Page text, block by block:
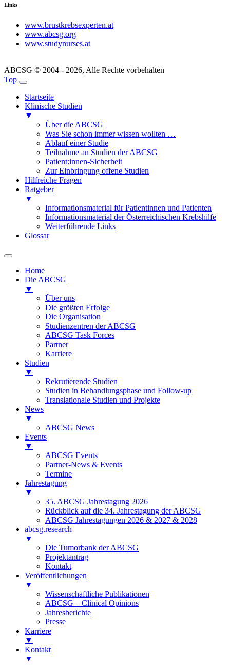
Links
www.brustkrebsexperten.at
www.abcsg.org
www.studynurses.at
ABCSG © 2004 - 2026, Alle Rechte vorbehalten
Top
Startseite
Klinische Studien
▼
Über die ABCSG
Was Sie schon immer wissen wollten …
Ablauf einer Studie
Teilnahme an Studien der ABCSG
Patient:innen-Sicherheit
Zur Einbringung offene Studien
Hilfreiche Fragen
Ratgeber
▼
Informationsmaterial für Patientinnen und Patienten
Informationsmaterial der Österreichischen Krebshilfe
Weiterführende Links
Glossar
Home
Die ABCSG
▼
Über uns
Die größten Erfolge
Die Organisation
Studienzentren der ABCSG
ABCSG Task Forces
Partner
Karriere
Studien
▼
Rekrutierende Studien
Studien in Behandlungsphase und Follow-up
Translationale Studien und Projekte
News
▼
ABCSG News
Events
▼
ABCSG Events
Partner-News & Events
Termine
Jahrestagung
▼
35. ABCSG Jahrestagung 2026
Rückblick auf die 34. Jahrestagung der ABCSG
ABCSG Jahrestagungen 2026 & 2027 & 2028
abcsg.research
▼
Die Tumorbank der ABCSG
Projektantrag
Kontakt
Veröffentlichungen
▼
Wissenschaftliche Publikationen
ABCSG – Clinical Opinions
Jahresberichte
Presse
Karriere
▼
Kontakt
▼